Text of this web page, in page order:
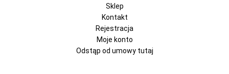
Sklep
Kontakt
Rejestracja
Moje konto
Odstąp od umowy tutaj